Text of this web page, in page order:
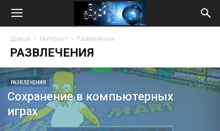
Life
Internet
Домой Интернет Развлечения
РАЗВЛЕЧЕНИЯ
РАЗВЛЕЧЕНИЯ
Сохранение в компьютерных
играх